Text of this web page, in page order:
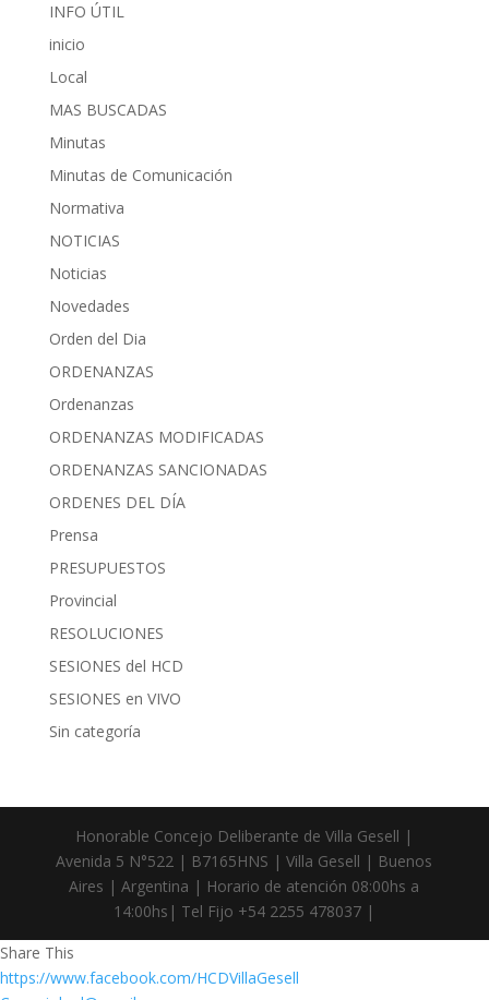
INFO ÚTIL
inicio
Local
MAS BUSCADAS
Minutas
Minutas de Comunicación
Normativa
NOTICIAS
Noticias
Novedades
Orden del Dia
ORDENANZAS
Ordenanzas
ORDENANZAS MODIFICADAS
ORDENANZAS SANCIONADAS
ORDENES DEL DÍA
Prensa
PRESUPUESTOS
Provincial
RESOLUCIONES
SESIONES del HCD
SESIONES en VIVO
Sin categoría
Honorable Concejo Deliberante de Villa Gesell |
Avenida 5 N°522 | B7165HNS | Villa Gesell | Buenos
Aires | Argentina | Horario de atención 08:00hs a
14:00hs| Tel Fijo +54 2255 478037 |
Share This
https://www.facebook.com/HCDVillaGesell